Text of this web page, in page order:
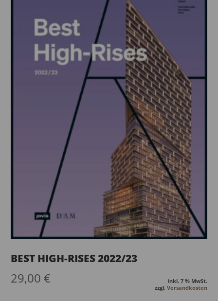
BEST HIGH-RISES 2022/23
29,00€
inkl. 7 % MwSt.
zzgl. Versandkosten